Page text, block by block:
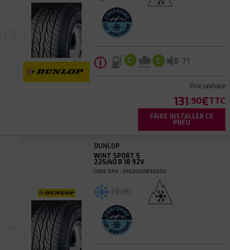
ⓘ C C B 71
Prix unitaire
131.90€TTC
FAIRE INSTALLER CE
PNEU
DUNLOP
WINT SPORT 5
225/40 R 18 92V
CODE EAN : 5452000832603
Hiver